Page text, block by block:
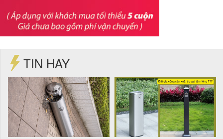
TIN HAY